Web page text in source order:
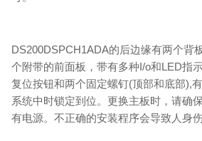
DS200DSPCH1ADA的后边缘有两个背
个附带的前面板，带有多种I/o和LED指
复位按钮和两个固定螺钉(顶部和底部),
系统中时锁定到位。更换主板时，请确
有电源。不正确的安装程序会导致人身伤